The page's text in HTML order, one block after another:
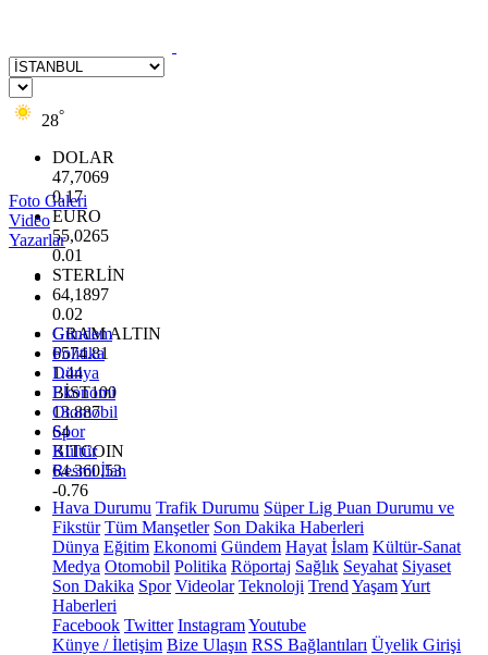
28°
DOLAR
47,7069
0.17
EURO
55,0265
0.01
STERLİN
64,1897
0.02
GRAM ALTIN
6574.81
1.44
BİST100
13.887
64
BITCOIN
64.360,53
-0.76
Foto Galeri
Video
Yazarlar
Gündem
Politika
Dünya
Ekonomi
Otomobil
Spor
Kültür
Resmi İlan
Hava Durumu Trafik Durumu Süper Lig Puan Durumu ve
Fikstür Tüm Manşetler Son Dakika Haberleri
Dünya Eğitim Ekonomi Gündem Hayat İslam Kültür-Sanat
Medya Otomobil Politika Röportaj Sağlık Seyahat Siyaset
Son Dakika Spor Videolar Teknoloji Trend YaşamYurt
Haberleri
Facebook Twitter InstagramYoutube
Künye / İletişim Bize Ulaşın RSS Bağlantıları Üyelik Girişi